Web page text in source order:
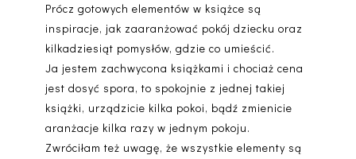
Prócz gotowych elementów w książce są
inspiracje, jak zaaranżować pokój dziecku oraz
kilkadziesiąt pomysłów, gdzie co umieścić.
Ja jestem zachwycona książkami i chociaż cena
jest dosyć spora, to spokojnie z jednej takiej
książki, urządzicie kilka pokoi, bądź zmienicie
aranżacje kilka razy w jednym pokoju.
Zwróciłam też uwagę, że wszystkie elementy są